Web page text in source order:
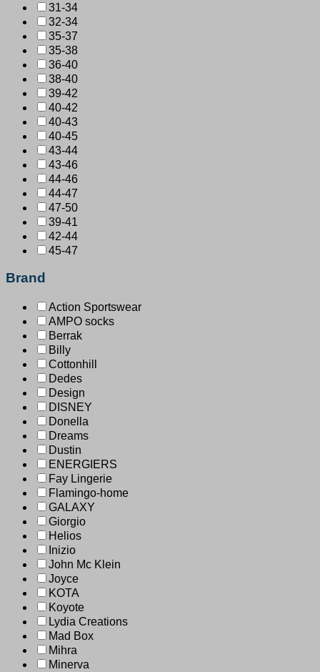
31-34
32-34
35-37
35-38
36-40
38-40
39-42
40-42
40-43
40-45
43-44
43-46
44-46
44-47
47-50
39-41
42-44
45-47
Brand
Action Sportswear
AMPO socks
Berrak
Billy
Cottonhill
Dedes
Design
DISNEY
Donella
Dreams
Dustin
ENERGIERS
Fay Lingerie
Flamingo-home
GALAXY
Giorgio
Helios
Inizio
John Mc Klein
Joyce
KOTA
Koyote
Lydia Creations
Mad Box
Mihra
Minerva